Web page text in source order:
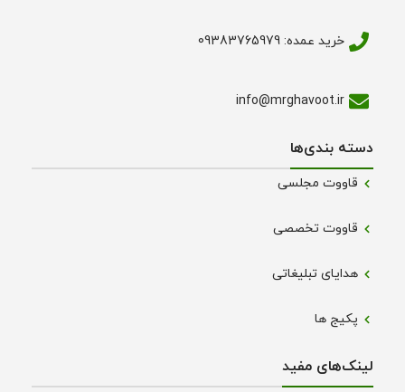
خرید عمده: 09383765979
info@mrghavoot.ir
دسته بندی‌ها
قاووت مجلسی
قاووت تخصصی
هدایای تبلیغاتی
پکیج ها
لینک‌های مفید